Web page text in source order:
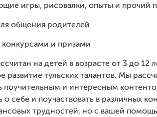
игры, рисовалки, опыты и прочий
общения родителей
конкурсами и призами
на детей в возрасте от 3 до
развитие тульских талантов. Мы
поучительным и интересным
о себе и поучаствовать в различных
трудностей, но с вашей